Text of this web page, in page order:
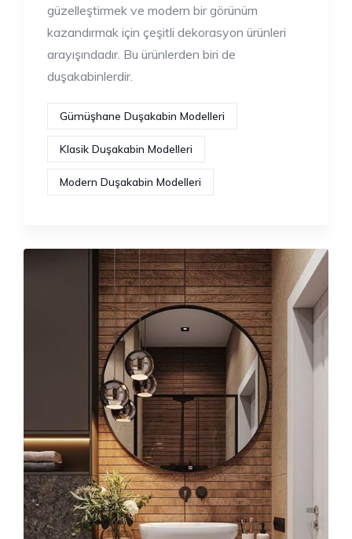
güzelleştirmek ve modern bir görünüm
kazandırmak için çeşitli dekorasyon ürünleri
arayışındadır. Bu ürünlerden biri de
duşakabinlerdir.
Gümüşhane Duşakabin Modelleri
Klasik Duşakabin Modelleri
Modern Duşakabin Modelleri